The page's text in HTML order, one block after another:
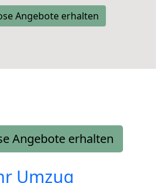
Angebote erhalten
Angebote erhalten
Umzug